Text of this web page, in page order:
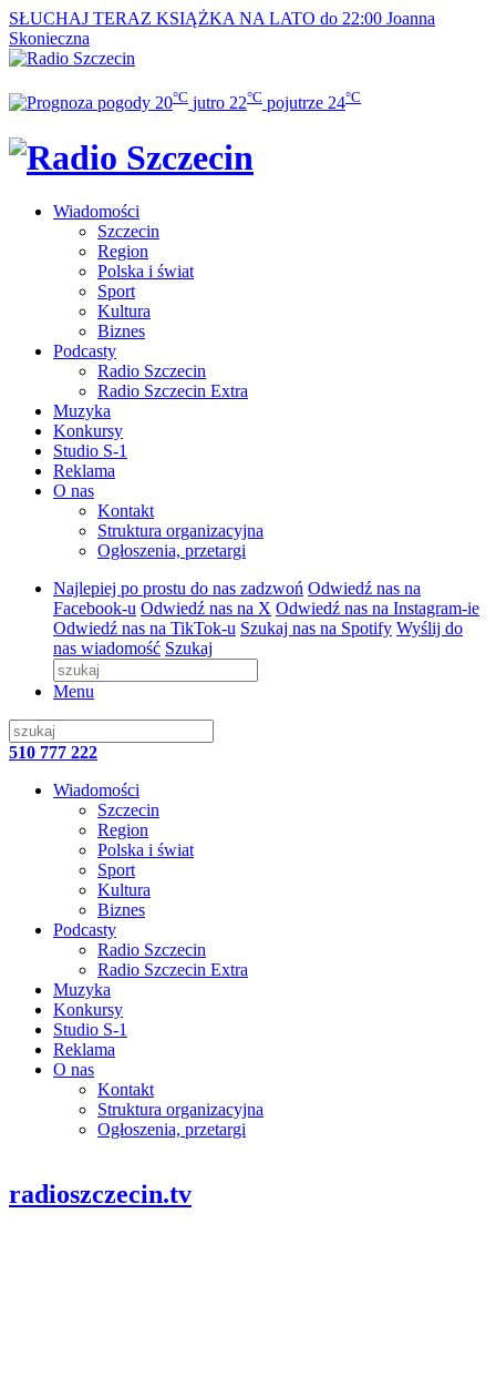
SŁUCHAJ TERAZ KSIĄŻKA NA LATO do 22:00 Joanna
Skonieczna
20°C jutro 22°C pojutrze 24°C
Wiadomości
Szczecin
Region
Polska i świat
Sport
Kultura
Biznes
Podcasty
Radio Szczecin
Radio Szczecin Extra
Muzyka
Konkursy
Studio S-1
Reklama
O nas
Kontakt
Struktura organizacyjna
Ogłoszenia, przetargi
Najlepiej po prostu do nas zadzwoń Odwiedź nas na
Facebook-u Odwiedź nas na X Odwiedź nas na Instagram-ie
Odwiedź nas na TikTok-u Szukaj nas na Spotify Wyślij do
nas wiadomość Szukaj
Menu
510 777 222
Wiadomości
Szczecin
Region
Polska i świat
Sport
Kultura
Biznes
Podcasty
Radio Szczecin
Radio Szczecin Extra
Muzyka
Konkursy
Studio S-1
Reklama
O nas
Kontakt
Struktura organizacyjna
Ogłoszenia, przetargi
radioszczecin.tv